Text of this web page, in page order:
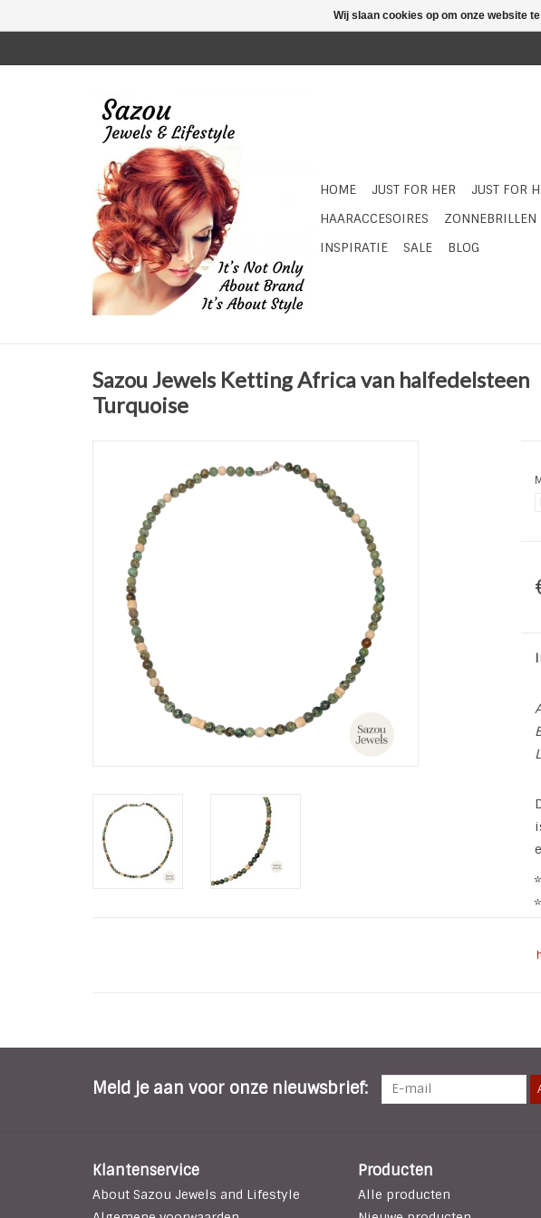
HOME JUST FOR HER JUST FOR
HAARACCESOIRES
ZONNEBRILLEN
INSPIRATIE
SALE BLOG
Sazou Jewels Ketting Africa van halfedelsteen
Turquoise
Meld je aan voor onze nieuwsbrief:
Klantenservice
About Sazou Jewels and Lifestyle
Producten
Alle producten
Wij slaan cookies op om onze website